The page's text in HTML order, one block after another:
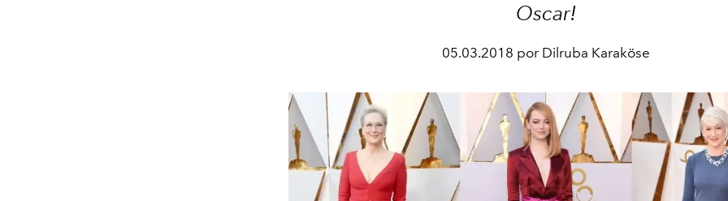
Oscar!
05.03.2018 por Dilruba Karaköse